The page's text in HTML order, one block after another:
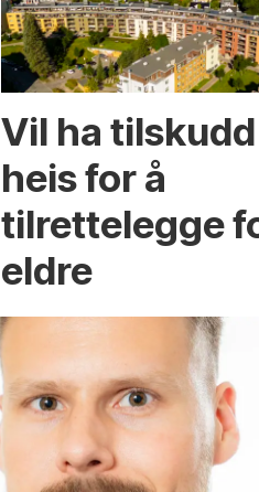
Vil ha
heis for å
tilrettelegge
eldre